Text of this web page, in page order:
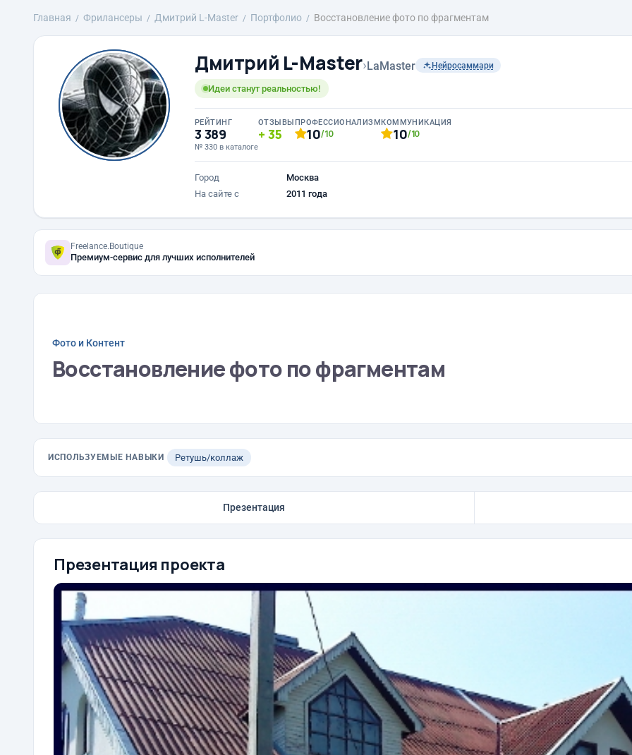
Главная Фрилансеры Дмитрий L-Master Портфолио Восстановление фото по фрагментам
Дмитрий L-Master›LaMaster Нейросаммари
Идеи станут реальностью!
РЕЙТИНГ
3 389
№ 330 в каталоге
ОТЗЫВЫ
35
ПРОФЕССИОНАЛИЗМ
10/10
КОММУНИКАЦИЯ
10/10
Город
Москва
На сайте с
2011 года
Freelance.Boutique
Премиум-сервис для лучших исполнителей
Фото и Контент
Восстановление фото по фрагментам
ИСПОЛЬЗУЕМЫЕ НАВЫКИ Ретушь/коллаж
Презентация
Презентация проекта